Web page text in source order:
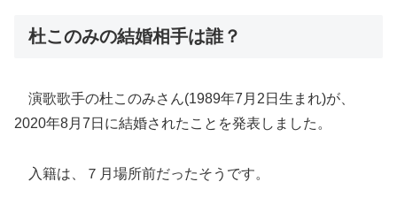
杜このみの結婚相手は誰？
演歌歌手の杜このみさん(1989年7月2日生まれ)が、
2020年8月7日に結婚されたことを発表しました。
入籍は、７月場所前だったそうです。